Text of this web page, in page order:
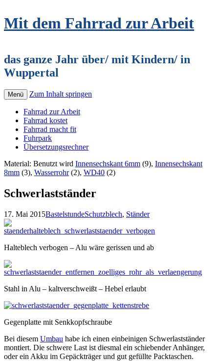
Mit dem Fahrrad zur Arbeit
das ganze Jahr über/ mit Kindern/ in
Wuppertal
Menü Zum Inhalt springen
Fahrrad zur Arbeit
Fahrrad kostet
Fahrrad macht fit
Fuhrpark
Übersetzungsrechner
Material: Benutzt wird Innensechskant 6mm (9), Innensechskant
8mm (3), Wasserrohr(2), WD40 (2)
Schwerlastständer
17. Mai 2015BastelstundeSchutzblech, Ständer
Halteblech verbogen – Alu wäre gerissen und ab
Stahl in Alu – kaltverschweißt – Hebel erlaubt
Gegenplatte mit Senkkopfschraube
Bei diesem Umbau habe ich einen einbeinigen Schwerlastständer
montiert. Die schwere Last ist diesmal ein schiebender Anhänger,
oder ein Akku im Gepäckträger und gut gefüllte Packtaschen.